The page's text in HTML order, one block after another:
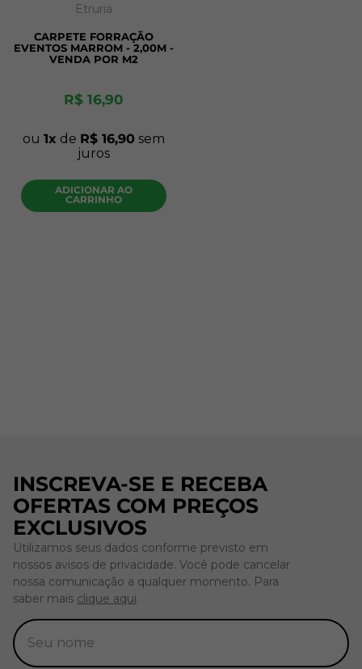
Etruria
CARPETE FORRAÇÃO
EVENTOS MARROM - 2,00M -
VENDA POR M2
R$ 16,90
ou 1 de R$ 16,90 sem
juros
ADICIONAR AO
CARRINHO
INSCREVA-SE E RECEBA
OFERTAS COM PREÇOS
EXCLUSIVOS
Utilizamos seus dados conforme previsto em
nossos avisos de privacidade. Você pode cancelar
nossa comunicação a qualquer momento. Para
saber mais clique aqui.